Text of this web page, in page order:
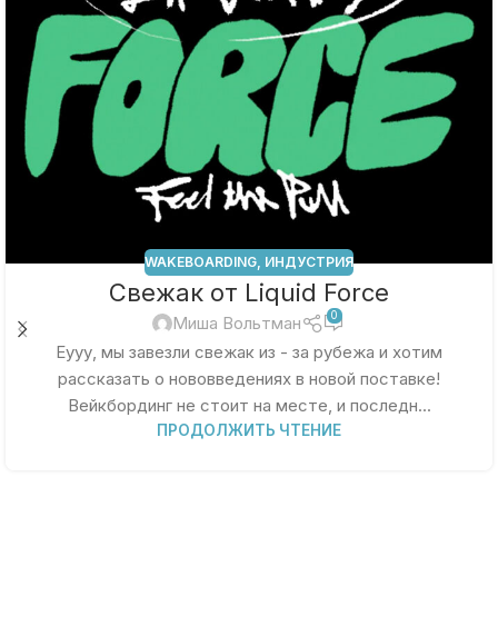
WAKEBOARDING, ИНДУСТРИЯ
Свежак от Liquid Force
Миша Вольтман 0
Еууу, мы завезли свежак из - за рубежа и хотим
рассказать о нововведениях в новой поставке!
Вейкбординг не стоит на месте, и последн...
ПРОДОЛЖИТЬ ЧТЕНИЕ